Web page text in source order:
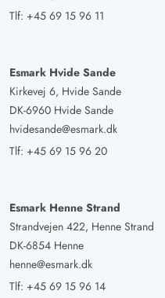
Tlf: +45 69 15 96 11
Esmark Hvide Sande
Kirkevej 6, Hvide Sande
DK-6960 Hvide Sande
hvidesande@esmark.dk
Tlf: +45 69 15 96 20
Esmark Henne Strand
Strandvejen 422, Henne Strand
DK-6854 Henne
henne@esmark.dk
Tlf: +45 69 15 96 14